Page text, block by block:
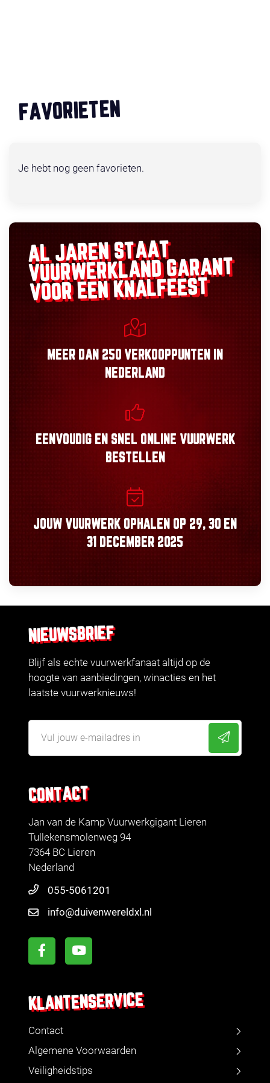
FAVORIETEN
Je hebt nog geen favorieten.
AL JAREN STAAT
VUURWERKLANDGARANT
VOOR EEN KNALFEEST
MEER DAN 250 VERKOOPPUNTEN
IN
NEDERLAND
EENVOUDIGEN SNEL ONLINE VUURWERK
BESTELLEN
JOUW VUURWERK OPHALEN OP 29, 30 EN
31 DECEMBER 2025
CONTACT
Jan van de Kamp Vuurwerkgigant Lieren
Tullekensmolenweg 94
7364 BC Lieren
Nederland
055-5061201
info@duivenwereldxl.nl
KLANTENSERVICE
Contact
Algemene Voorwaarden
Veiligheidstips
NIEUWSBRIEF
Blijf als echte vuurwerkfanaat altijd op de
hoogte van aanbiedingen, winacties en het
laatste vuurwerknieuws!